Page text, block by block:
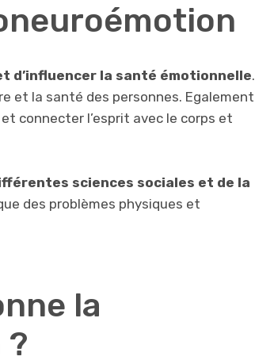
d’influencer la santé émotionnelle.
et la santé des personnes. Egalement
connecter l’esprit avec le corps et
sciences sociales et de la
des problèmes physiques et
la